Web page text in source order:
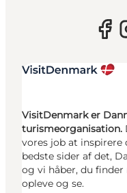
VisitDenmark er
turismeorganisation.
vores job at
bedste sider af det,
og vi håber, du
opleve og se.